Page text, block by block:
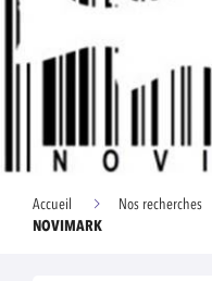
Accueil Nos recherches
NOVIMARK